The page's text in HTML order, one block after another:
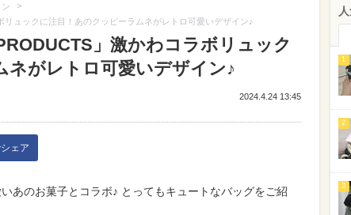
>
ュックに注目！あのクッピーラムネがレトロ可愛いデザイン♪
」激かわコラボリュック
ネがレトロ可愛いデザイン♪
2024.4.24 13:45
ェア
あのお菓子とコラボ♪ とってもキュートなバッグをご紹
1
2
3